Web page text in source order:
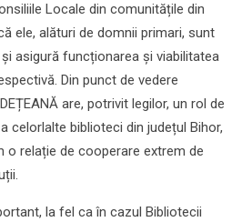
Locale din comunitățile din
ele, alături de domnii primari, sunt
asigură funcționarea și viabilitatea
Din punct de vedere
are, potrivit legilor, un rol de
celorlalte biblioteci din județul Bihor,
o relație de cooperare extrem de
la fel ca în cazul Bibliotecii